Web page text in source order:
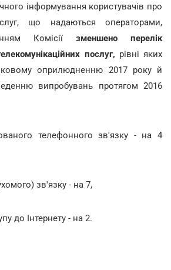
інформування користувачів про
що надаються операторами,
Комісії зменшено перелік
послуг, рівні яких
оприлюдненню 2017 року й
випробувань протягом 2016
телефонного зв'язку - на 4
зв'язку - на 7,
до Інтернету - на 2.